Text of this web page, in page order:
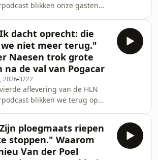
ze uitgebreid over de Ronde
ze ook al vooruit naar
"T
blikken onze gasten
Van der Poel. Ook blikken ze
op d&eacute; hoogmis van het
voorjaar: de Ronde van
"Mathieu wil Wout geen
geven door met
de streep te rijden in
Dat speelt onderliggend
aldus Greg Va
dacht oprecht: die
niet meer terug."
Naesen trok grote
na de val van Pogacar
20263222
aflevering van de HLN
blikken we terug op
was uiteraard onder de
Tadej Pogacar. "Na die val
die zien we niet meer terug.
ploegmaats riepen
stoppen." Waarom
Van der Poel